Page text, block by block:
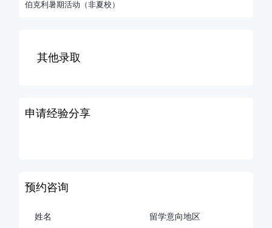
伯克利暑期活动（非夏校）
其他录取
申请经验分享
预约咨询
姓名 留学意向地区